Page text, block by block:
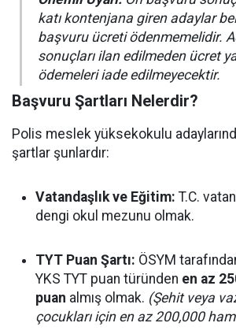
katı kontenjana giren adaylar
başvuru ücreti ödenmemelidir.
sonuçları ilan edilmeden ücret
ödemeleri iade edilmeyecektir.
Başvuru Şartları Nelerdir?
Polis meslek yüksekokulu
şartlar şunlardır:
Vatandaşlık ve Eğitim: T.C.
dengi okul mezunu olmak.
TYT Puan Şartı: ÖSYM
YKS TYT puan türünden en az
puan almış olmak. (Şehit veya
çocukları için en az 200,000